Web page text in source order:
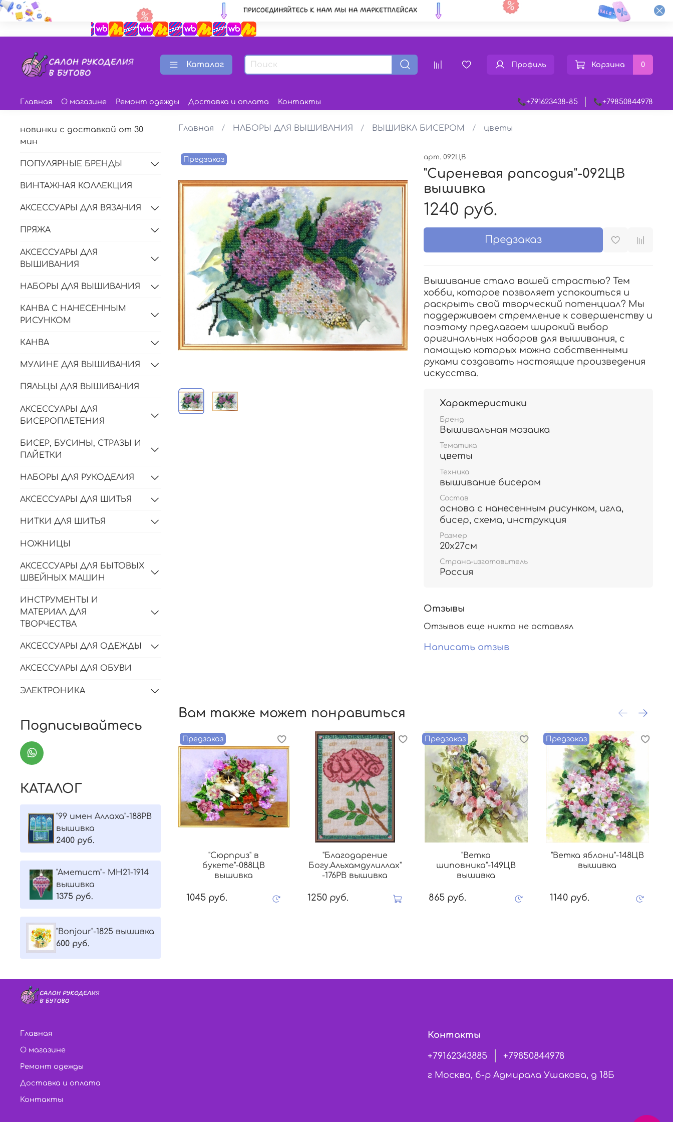
Каталог Профиль Корзина 0
Главная О магазине Ремонт одежды Доставка и оплата Контакты 📞+791623438-85 📞+79850844978
Главная НАБОРЫ ДЛЯ ВЫШИВАНИЯ ВЫШИВКА БИСЕРОМ цветы
Предзаказ арт. 092ЦВ
"Сиреневая рапсодия"-092ЦВ
вышивка
1240 руб.
Предзаказ
Вышивание стало вашей страстью? Тем
хобби, которое позволяет успокоиться и
раскрыть свой творческий потенциал? Мы
поддерживаем стремление к совершенству и
поэтому предлагаем широкий выбор
оригинальных наборов для вышивания, с
помощью которых можно собственными
руками создавать настоящие произведения
искусства.
Характеристики
Бренд
Вышивальная мозаика
Тематика
цветы
Техника
вышивание бисером
Состав
основа с нанесенным рисунком, игла,
бисер, схема, инструкция
Размер
20х27см
Страна-изготовитель
Россия
Отзывы
Отзывов еще никто не оставлял
Написать отзыв
Вам также может понравиться
Предзаказ
"Сюрприз" в
букете"-088ЦВ
вышивка
1045 руб.
"Благодарение
Богу.Альхамдулиллах"
-176РВ вышивка
1250 руб.
Предзаказ
"Ветка
шиповника"-149ЦВ
вышивка
865 руб.
Предзаказ
"Ветка яблони"-148ЦВ
вышивка
1140 руб.
новинки с доставкой от 30
мин
ПОПУЛЯРНЫЕ БРЕНДЫ
ВИНТАЖНАЯ КОЛЛЕКЦИЯ
АКСЕССУАРЫ ДЛЯ ВЯЗАНИЯ
ПРЯЖА
АКСЕССУАРЫ ДЛЯ
ВЫШИВАНИЯ
НАБОРЫ ДЛЯ ВЫШИВАНИЯ
КАНВА С НАНЕСЕННЫМ
РИСУНКОМ
КАНВА
МУЛИНЕ ДЛЯ ВЫШИВАНИЯ
ПЯЛЬЦЫ ДЛЯ ВЫШИВАНИЯ
АКСЕССУАРЫ ДЛЯ
БИСЕРОПЛЕТЕНИЯ
БИСЕР, БУСИНЫ, СТРАЗЫ И
ПАЙЕТКИ
НАБОРЫ ДЛЯ РУКОДЕЛИЯ
АКСЕССУАРЫ ДЛЯ ШИТЬЯ
НИТКИ ДЛЯ ШИТЬЯ
НОЖНИЦЫ
АКСЕССУАРЫ ДЛЯ БЫТОВЫХ
ШВЕЙНЫХ МАШИН
ИНСТРУМЕНТЫ И
МАТЕРИАЛ ДЛЯ
ТВОРЧЕСТВА
АКСЕССУАРЫ ДЛЯ ОДЕЖДЫ
АКСЕССУАРЫ ДЛЯ ОБУВИ
ЭЛЕКТРОНИКА
Подписывайтесь
КАТАЛОГ
"99 имен Аллаха"-188РВ
вышивка
2400 руб.
"Aметист"- МH21-1914
вышивка
1375 руб.
"Bonjour"-1825 вышивка
600 руб.
Главная
О магазине
Ремонт одежды
Доставка и оплата
Контакты
Контакты
+79162343885
+79850844978
г Москва, б-р Адмирала Ушакова, д 18Б